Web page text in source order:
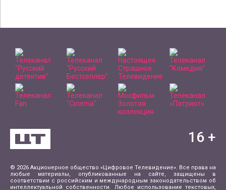
© 2026 Акционерное общество «Цифровое Телевидение». Все права на
любые материалы, опубликованные на сайте, защищены в
соответствии с российским и международным законодательством об
интеллектуальной собственности. Любое использование текстовых,
16 +